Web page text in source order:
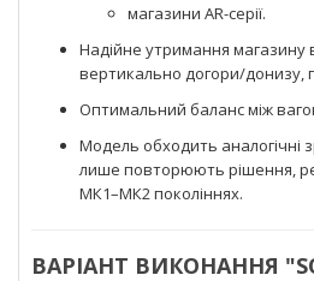
магазини AR-серії.
Надійне утримання магазину в
вертикально догори/донизу,
Оптимальний баланс між
Модель обходить аналогічні
лише повторюють рішення,
МК1–МК2 поколіннях.
ВАРІАНТ ВИКОНАННЯ